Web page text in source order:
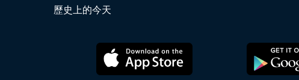
歷史上的今天